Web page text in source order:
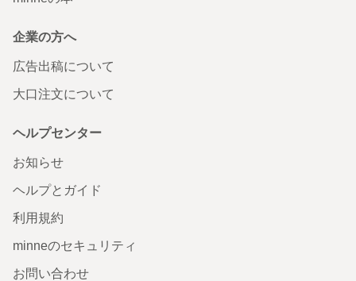
企業の方へ
広告出稿について
大口注文について
ヘルプセンター
お知らせ
ヘルプとガイド
利用規約
minneのセキュリティ
お問い合わせ